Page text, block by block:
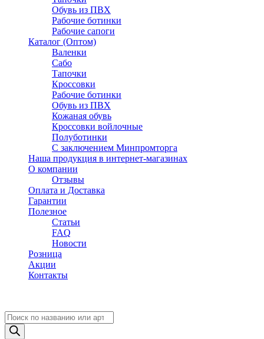
Обувь из ПВХ
Рабочие ботинки
Рабочие сапоги
Каталог (Оптом)
Валенки
Сабо
Тапочки
Кроссовки
Рабочие ботинки
Обувь из ПВХ
Кожаная обувь
Кроссовки войлочные
Полуботинки
C заключением Минпромторга
Наша продукция в интернет-магазинах
О компании
Отзывы
Оплата и Доставка
Гарантии
Полезное
Статьи
FAQ
Новости
Розница
Акции
Контакты
Поиск
товаров